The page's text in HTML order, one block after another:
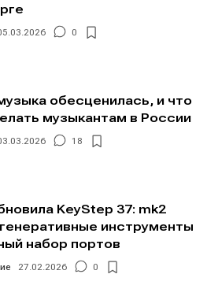
0
обесценилась, и что
музыкантам в России
18
KeyStep 37: mk2
инструменты
набор портов
27.02.2026 0